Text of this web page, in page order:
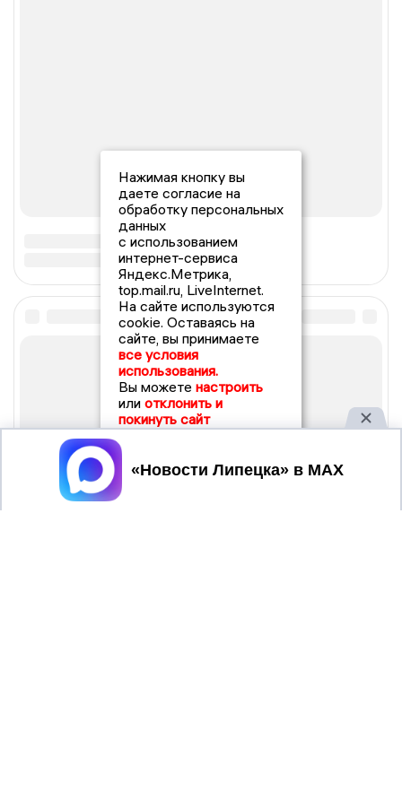
Нажимая кнопку вы
даете согласие на
обработку персональных
данных
с использованием
интернет-сервиса
Яндекс.Метрика,
top.mail.ru, LiveInternet.
На сайте используются
cookie. Оставаясь на
сайте, вы принимаете
все условия
использования.
Вы можете настроить
или отклонить и
покинуть сайт
Принять